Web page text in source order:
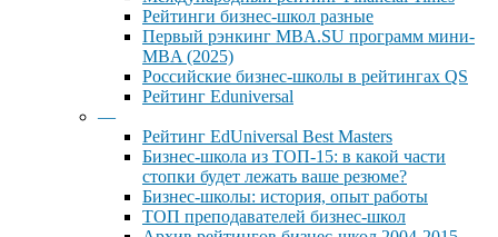
Рейтинги бизнес-школ разные
Первый рэнкинг MBA.SU программ мини-
MBA (2025)
Российские бизнес-школы в рейтингах QS
Рейтинг Eduniversal
—
Рейтинг EdUniversal Best Masters
Бизнес-школа из ТОП-15: в какой части
стопки будет лежать ваше резюме?
Бизнес-школы: история, опыт работы
ТОП преподавателей бизнес-школ